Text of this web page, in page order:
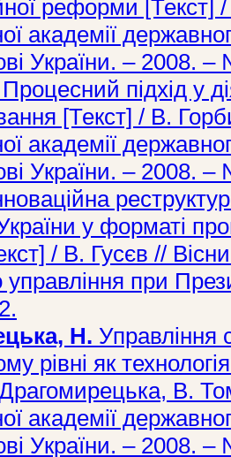
реформи [Текст]
академії
України. – 2008.
Процесний підхід у
[Текст] / В.
академії
України. – 2008.
у форматі
/ В. Гусєв //
управління при
Н. Управління
рівні як
В.
академії
України. – 2008.